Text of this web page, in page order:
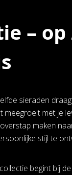
–
sieraden
meegroeit met je
maken
stijl te
begint bij